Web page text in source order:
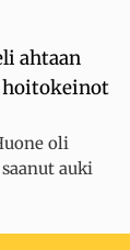
ahtaan
hoitokeinot
oli
auki